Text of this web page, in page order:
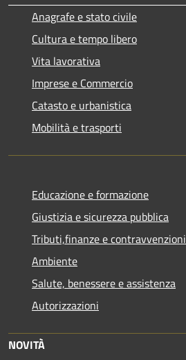
Anagrafe e stato civile
Cultura e tempo libero
Vita lavorativa
Imprese e Commercio
Catasto e urbanistica
Mobilità e trasporti
Educazione e formazione
Giustizia e sicurezza pubblica
Tributi,finanze e contravvenzioni
Ambiente
Salute, benessere e assistenza
Autorizzazioni
NOVITÀ